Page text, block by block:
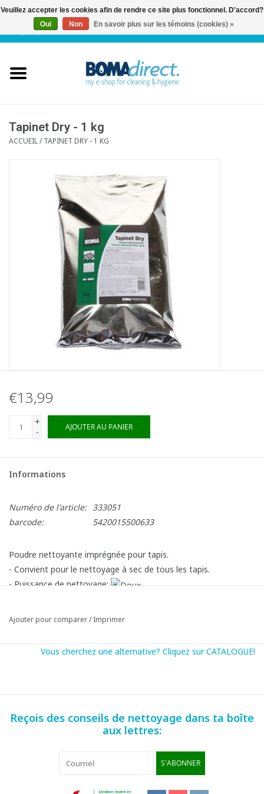
FR| 0 Articles
Service client
Tapinet Dry - 1 kg
ACCUEIL/TAPINET DRY - 1 KG
€13,99
+
-
AJOUTER AU PANIER
Informations
Numéro de l'article: 333051
barcode:
5420015500633
Poudre nettoyante imprégnée pour tapis.
- Convient pour le nettoyage à sec de tous les tapis.
- Puissance de nettoyage:
voyantes avec un nettoyeur primaire (Tapinet Spray).
- Nettoyer le tapis en profondeur avec un aspirateur ou un
Ajouter pour comparer/Imprimer
Vous cherchez une alternative? Cliquez sur CATALOGUE!
Reçois des conseils de nettoyage dans ta boîte
aux lettres:
S'ABONNER
Veuillez accepter les cookies afin de rendre ce site plus fonctionnel. D'accord?
Oui
Non En savoir plus sur les témoins (cookies) »